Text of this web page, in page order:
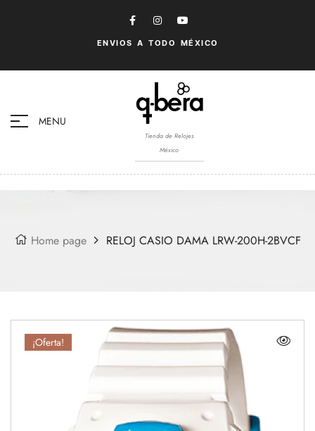
ENVIOS A TODO MÉXICO
MENU
Tienda de Relojes
México
Home page RELOJ CASIO DAMA LRW-200H-2BVCF
¡Oferta!